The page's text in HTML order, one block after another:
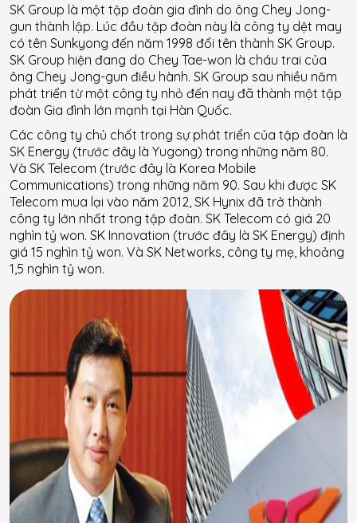
SK Group là một tập đoàn gia đình do ông Chey Jong-
gun thành lập. Lúc đầu tập đoàn này là công ty dệt may
có tên Sunkyong đến năm 1998 đổi tên thành SK Group.
SK Group hiện đang do Chey Tae-won là cháu trai của
ông Chey Jong-gun điều hành. SK Group sau nhiều năm
phát triển từ một công ty nhỏ đến nay đã thành một tập
đoàn Gia đình lớn mạnh tại Hàn Quốc.
Các công ty chủ chốt trong sự phát triển của tập đoàn là
SK Energy (trước đây là Yugong) trong những năm 80.
Và SK Telecom (trước đây là Korea Mobile
Communications) trong những năm 90. Sau khi được SK
Telecom mua lại vào năm 2012, SK Hynix đã trở thành
công ty lớn nhất trong tập đoàn. SK Telecom có ​​giá 20
nghìn tỷ won. SK Innovation (trước đây là SK Energy) định
giá 15 nghìn tỷ won. Và SK Networks, công ty mẹ, khoảng
1,5 nghìn tỷ won.